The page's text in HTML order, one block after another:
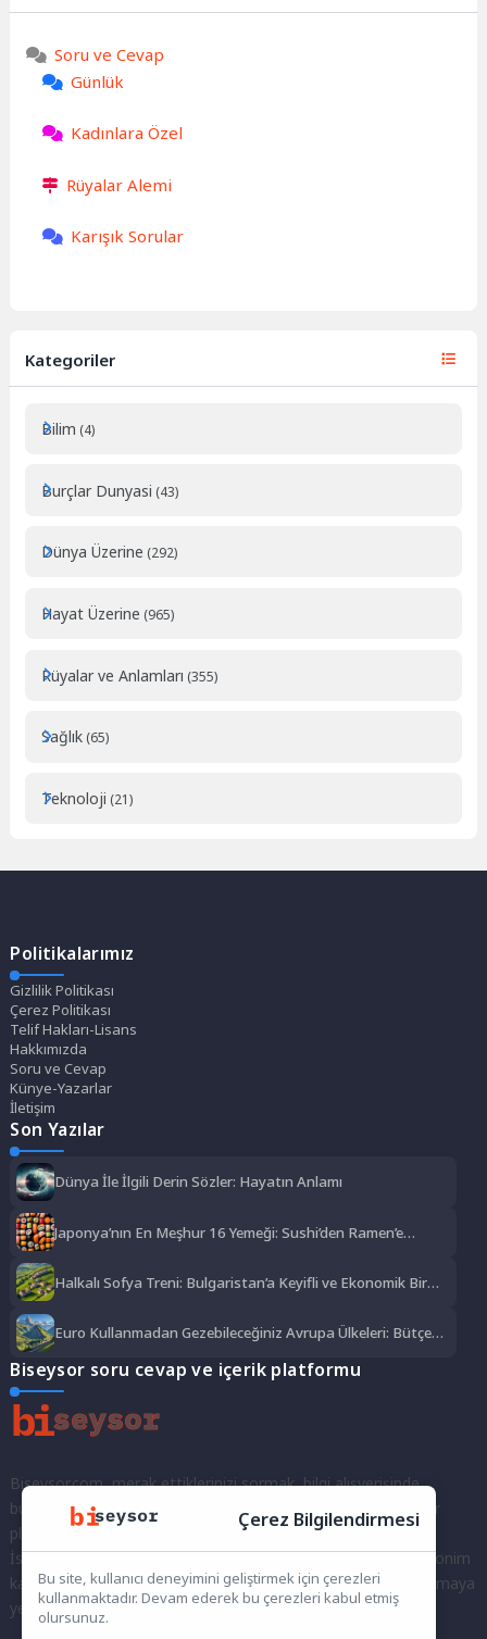
Soru ve Cevap
Günlük
Kadınlara Özel
Rüyalar Alemi
Karışık Sorular
Kategoriler
Bilim (4)
Burçlar Dunyasi (43)
Dünya Üzerine (292)
Hayat Üzerine (965)
Rüyalar ve Anlamları (355)
Sağlık (65)
Teknoloji (21)
Politikalarımız
Gizlilik Politikası
Çerez Politikası
Telif Hakları-Lisans
Hakkımızda
Soru ve Cevap
Künye-Yazarlar
İletişim
Son Yazılar
Dünya İle İlgili Derin Sözler: Hayatın Anlamı
Japonya’nın En Meşhur 16 Yemeği: Sushi’den Ramen’e
Halkalı Sofya Treni: Bulgaristan’a Keyifli ve Ekonomik Bir
Euro Kullanmadan Gezebileceğiniz Avrupa Ülkeleri: Bütçe
Biseysor soru cevap ve içerik platformu
Biseysor.com, merak ettiklerinizi sormak, bilgi alışverişinde
bulunmak ve fikirlerinizi paylaşmak için bir araya geldiğimiz bir
platformdur.
İster kayıtlı bir kullanıcı olarak topluluğumuza katılın, ister anonim
kalarak sorularınızı yöneltin; burada her türlü soruya ve tartışmaya
yer var. Bilgiyi keşfetmek ve paylaşmak için bize katılın!
Çerez Bilgilendirmesi
Bu site, kullanıcı deneyimini geliştirmek için çerezleri
kullanmaktadır. Devam ederek bu çerezleri kabul etmiş
olursunuz.